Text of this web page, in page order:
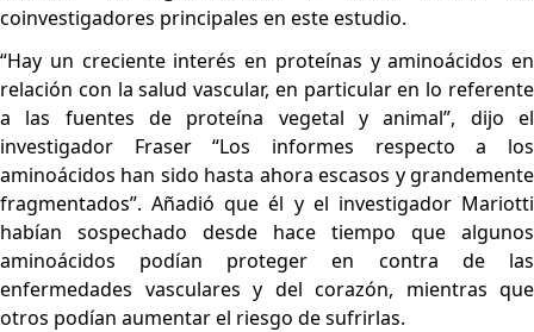
coinvestigadores principales en este estudio.
“Hay un creciente interés en proteínas y aminoácidos en
relación con la salud vascular, en particular en lo referente
a las fuentes de proteína vegetal y animal”, dijo el
investigador Fraser “Los informes respecto a los
aminoácidos han sido hasta ahora escasos y grandemente
fragmentados”. Añadió que él y el investigador Mariotti
habían sospechado desde hace tiempo que algunos
aminoácidos podían proteger en contra de las
enfermedades vasculares y del corazón, mientras que
otros podían aumentar el riesgo de sufrirlas.